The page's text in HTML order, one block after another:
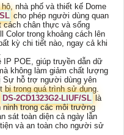
nhà phố và thiết kế Dome
cho phép người dùng quan
cách chân thực và sống
Color trong khoảng cách lên
kỳ chi tiết nào, ngay cả khi
IP POE, giúp truyền dẫn dữ
không làm giảm chất lượng
hỗ trợ người dùng yên
bị trong quá trình sử dụng.
DS-2CD1323G2-LIUF/SL là
trong các môi trường
sát toàn diện cả ngày lẫn
và an toàn cho người sử